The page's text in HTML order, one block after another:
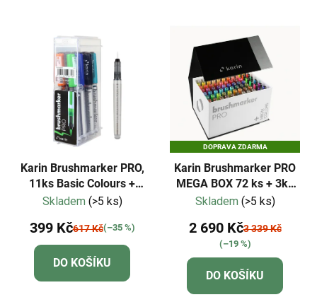
Karin Brushmarker PRO,
11ks Basic Colours +
blender
Skladem (>5 ks)
399 Kč617 Kč(–35 %)
DO KOŠÍKU
DOPRAVA ZDARMA
Karin Brushmarker PRO
MEGA BOX 72 ks + 3ks
Blender
Skladem (>5 ks)
2 690 Kč3 339 Kč
(–19 %)
DO KOŠÍKU